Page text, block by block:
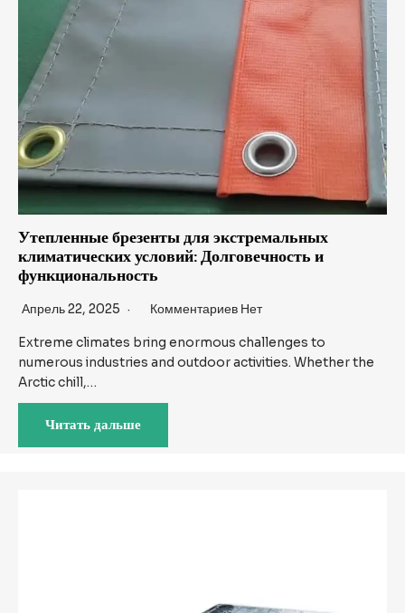
Утепленные брезенты для экстремальных
климатических условий: Долговечность и
функциональность
Апрель 22, 2025 Комментариев Нет
Extreme climates bring enormous challenges to
numerous industries and outdoor activities. Whether the
Arctic chill,…
Читать дальше